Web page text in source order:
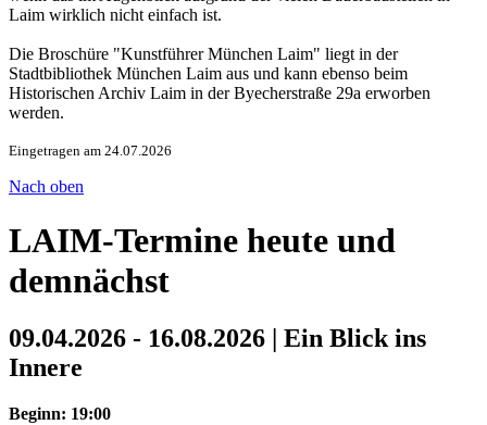
Laim wirklich nicht einfach ist.
Die Broschüre "Kunstführer München Laim" liegt in der
Stadtbibliothek München Laim aus und kann ebenso beim
Historischen Archiv Laim in der Byecherstraße 29a erworben
werden.
Eingetragen am 24.07.2026
Nach oben
LAIM-Termine heute und
demnächst
09.04.2026 - 16.08.2026 | Ein Blick ins
Innere
Beginn: 19:00